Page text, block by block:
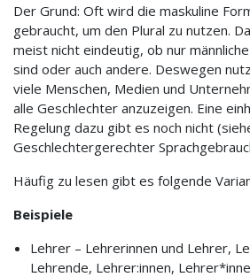
Der Grund: Oft wird die maskuline
gebraucht, um den Plural zu nutzen.
meist nicht eindeutig, ob nur
sind oder auch andere. Deswegen
viele Menschen, Medien und
alle Geschlechter anzuzeigen. Eine
Regelung dazu gibt es noch nicht
Geschlechtergerechter
Häufig zu lesen gibt es folgende
Beispiele
Lehrer – Lehrerinnen und Lehrer,
Lehrende, Lehrer:innen,